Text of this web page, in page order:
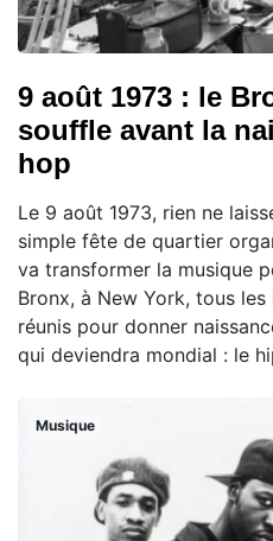
9 août 1973 : le
souffle avant la
hop
Le 9 août 1973, rien ne
simple fête de quartier
va transformer la musique
Bronx, à New York, tous
réunis pour donner
qui deviendra mondial : le
Musique